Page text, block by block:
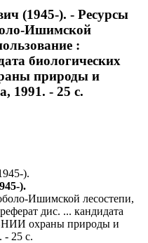
(1945-). - Ресурсы
Ишимской
:
биологических
природы и
1991. - 25 с.
).
Ишимской лесостепи,
дис. ... кандидата
охраны природы и
- 25 с.